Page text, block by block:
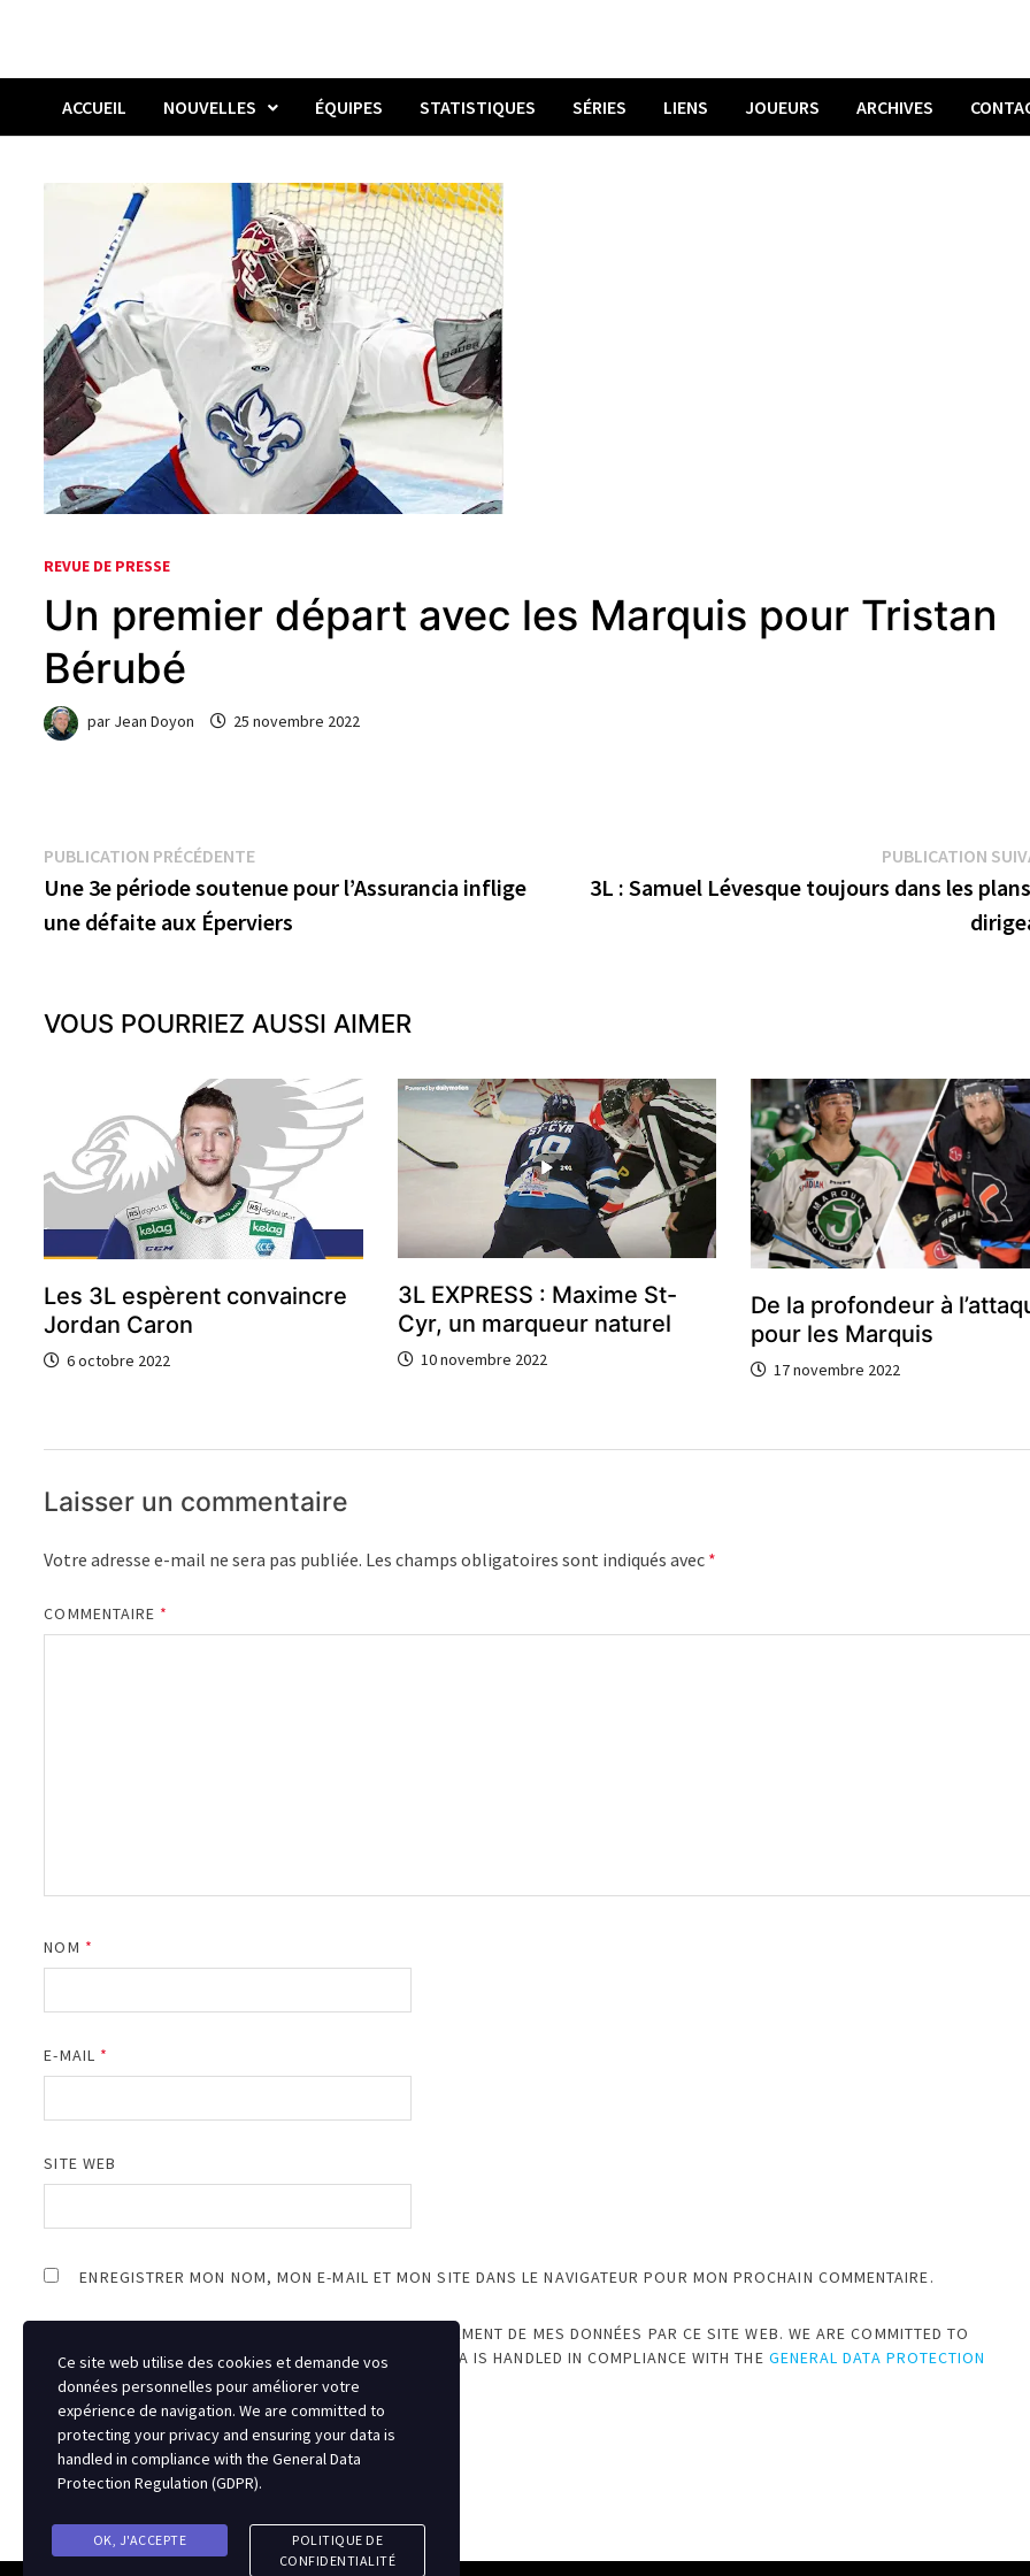
ACCUEIL NOUVELLES ÉQUIPES STATISTIQUES SÉRIES LIENS JOUEURS ARCHIVES
REVUE DE PRESSE
Un premier départ avec les Marquis pour Tristan
Bérubé
par Jean Doyon 25 novembre 2022
Navigation
de
PUBLICATION PRÉCÉDENTEPublication
précédente :
Une 3e période soutenue pour l’Assurancia inflige
une défaite aux Éperviers
PUBLICATION
3L : Samuel Lévesque toujours dans les
VOUS POURRIEZ AUSSI AIMER
Les 3L espèrent convaincre
Jordan Caron
6 octobre 2022
3L EXPRESS : Maxime St-
Cyr, un marqueur naturel
10 novembre 2022
De la profondeur à
pour les Marquis
17 novembre 2022
Laisser un commentaire
Votre adresse e-mail ne sera pas publiée. Les champs obligatoires sont indiqués avec *
COMMENTAIRE *
NOM *
E-MAIL *
SITE WEB
ENREGISTRER MON NOM, MON E-MAIL ET MON SITE DANS LE NAVIGATEUR POUR MON PROCHAIN COMMENTAIRE.
JE SUIS D’ACCORD AVEC LE STOCKAGE ET LE TRAITEMENT DE MES DONNÉES PAR CE SITE WEB. WE ARE COMMITTED TO
PROTECTING YOUR PRIVACY AND ENSURING YOUR DATA IS HANDLED IN COMPLIANCE WITH THE GENERAL DATA PROTECTION
REGULATION (GDPR).*
Ce site web utilise des cookies et demande vos
données personnelles pour améliorer votre
expérience de navigation. We are committed to
protecting your privacy and ensuring your data is
handled in compliance with the General Data
Protection Regulation (GDPR).
OK, J'ACCEPTE
POLITIQUE DE
CONFIDENTIALITÉ